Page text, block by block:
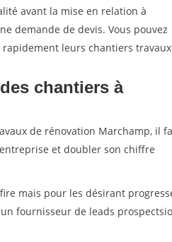
avant la mise en relation à
demande de devis. Vous pouvez
leurs chantiers
chantiers à
de rénovation Marchamp, il
et doubler son chiffre
mais pour les désirant
fournisseur de leads